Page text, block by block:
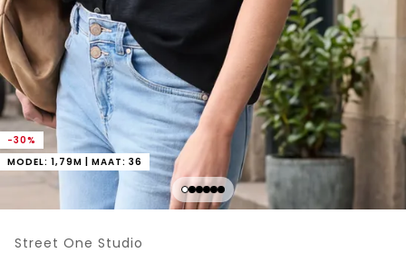
-30%
MODEL: 1,79M | MAAT: 36
Street One Studio